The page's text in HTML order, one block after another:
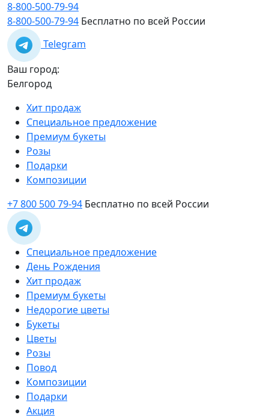
8-800-500-79-94
8-800-500-79-94 Бесплатно по всей России
Telegram
Ваш город:
Белгород
Хит продаж
Специальное предложение
Премиум букеты
Розы
Подарки
Композиции
+7 800 500 79-94 Бесплатно по всей России
Специальное предложение
День Рождения
Хит продаж
Премиум букеты
Недорогие цветы
Букеты
Цветы
Розы
Повод
Композиции
Подарки
Акция